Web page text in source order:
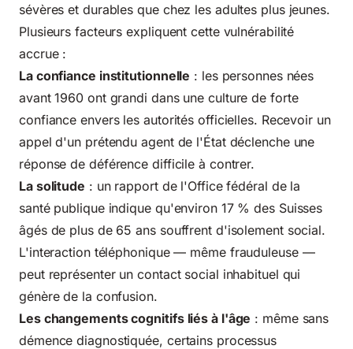
sévères et durables que chez les adultes plus jeunes.
Plusieurs facteurs expliquent cette vulnérabilité
accrue :
La confiance institutionnelle : les personnes nées
avant 1960 ont grandi dans une culture de forte
confiance envers les autorités officielles. Recevoir un
appel d'un prétendu agent de l'État déclenche une
réponse de déférence difficile à contrer.
La solitude : un rapport de l'Office fédéral de la
santé publique indique qu'environ 17 % des Suisses
âgés de plus de 65 ans souffrent d'isolement social.
L'interaction téléphonique — même frauduleuse —
peut représenter un contact social inhabituel qui
génère de la confusion.
Les changements cognitifs liés à l'âge : même sans
démence diagnostiquée, certains processus